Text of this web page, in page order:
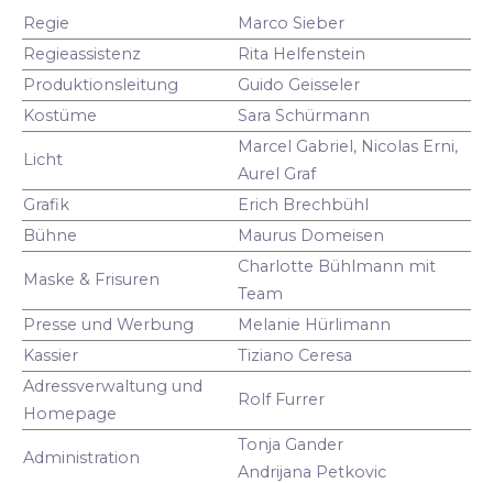
Regie
Marco Sieber
Regieassistenz
Rita Helfenstein
Produktionsleitung
Guido Geisseler
Kostüme
Sara Schürmann
Licht
Marcel Gabriel, Nicolas Erni,
Aurel Graf
Grafik
Erich Brechbühl
Bühne
Maurus Domeisen
Maske & Frisuren
Charlotte Bühlmann mit
Team
Presse und Werbung
Melanie Hürlimann
Kassier
Tiziano Ceresa
Adressverwaltung und
Homepage
Rolf Furrer
Administration
Tonja Gander
Andrijana Petkovic